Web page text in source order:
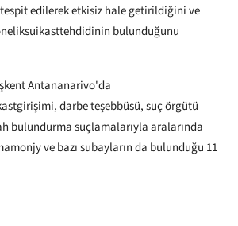
edilerek etkisiz hale getirildiğini ve
bulunduğunu
Antananarivo'da
darbe teşebbüsü, suç örgütü
bulundurma suçlamalarıyla aralarında
ve bazı subayların da bulunduğu 11